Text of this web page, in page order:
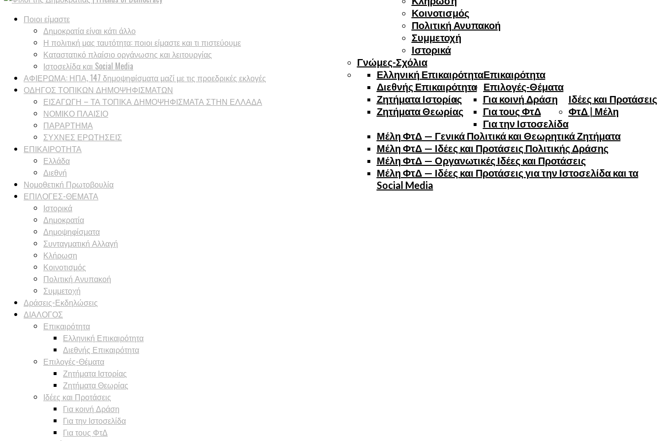
Κοινοτισμός
Πολιτική Ανυπακοή
Συμμετοχή
Ιστορικά
Γνώμες-Σχόλια
Επικαιρότητα
Ελληνική Επικαιρότητα
Διεθνής Επικαιρότητα
Επιλογές-Θέματα
Ζητήματα Ιστορίας
Ζητήματα Θεωρίας
Ιδέες και Προτάσεις
Για κοινή Δράση
Για τους ΦτΔ
Για την Ιστοσελίδα
ΦτΔ | Μέλη
Μέλη ΦτΔ — Γενικά Πολιτικά και Θεωρητικά Ζητήματα
Μέλη ΦτΔ — Ιδέες και Προτάσεις Πολιτικής Δράσης
Μέλη ΦτΔ — Οργανωτικές Ιδέες και Προτάσεις
Μέλη ΦτΔ — Ιδέες και Προτάσεις για την Ιστοσελίδα και τα
Social Media
Ποιοι είμαστε
Δημοκρατία είναι κάτι άλλο
Η πολιτική μας ταυτότητα: ποιοι είμαστε και τι πιστεύουμε
Καταστατικό πλαίσιο οργάνωσης και λειτουργίας
Ιστοσελίδα και Social Media
ΑΦΙΕΡΩΜΑ: ΗΠΑ, 147 δημοψηφίσματα μαζί με τις προεδρικές εκλογές
ΟΔΗΓΟΣ ΤΟΠΙΚΩΝ ΔΗΜΟΨΗΦΙΣΜΑΤΩΝ
ΕΙΣΑΓΩΓΗ – ΤΑ ΤΟΠΙΚΑ ΔΗΜΟΨΗΦΙΣΜΑΤΑ ΣΤΗΝ ΕΛΛΑΔΑ
ΝΟΜΙΚΟ ΠΛΑΙΣΙΟ
ΠΑΡΑΡΤΗΜΑ
ΣΥΧΝΕΣ ΕΡΩΤΗΣΕΙΣ
ΕΠΙΚΑΙΡΟΤΗΤΑ
Ελλάδα
Διεθνή
Νομοθετική Πρωτοβουλία
ΕΠΙΛΟΓΕΣ-ΘΕΜΑΤΑ
Ιστορικά
Δημοκρατία
Δημοψηφίσματα
Συνταγματική Αλλαγή
Κλήρωση
Κοινοτισμός
Πολιτική Ανυπακοή
Συμμετοχή
Δράσεις-Εκδηλώσεις
ΔΙΑΛΟΓΟΣ
Επικαιρότητα
Ελληνική Επικαιρότητα
Διεθνής Επικαιρότητα
Επιλογές-Θέματα
Ζητήματα Ιστορίας
Ζητήματα Θεωρίας
Ιδέες και Προτάσεις
Για κοινή Δράση
Για την Ιστοσελίδα
Για τους ΦτΔ